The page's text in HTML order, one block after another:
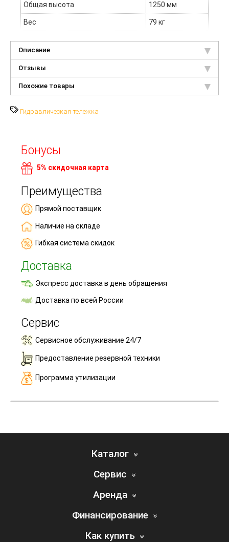
Общая высота 1250 мм
Вес 79 кг
Описание
Отзывы
Похожие товары
Гидравлическая тележка
Бонусы
5% скидочная карта
Преимущества
Прямой поставщик
Наличие на складе
Гибкая система скидок
Доставка
Экспресс доставка в день обращения
Доставка по всей России
Сервис
Сервисное обслуживание 24/7
Предоставление резервной техники
Программа утилизации
Каталог
Сервис
Аренда
Финансирование
Как купить